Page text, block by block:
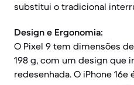
substitui o tradicional
Design e Ergonomia:
O Pixel 9 tem dimensões
198 g, com um design que
redesenhada. O iPhone